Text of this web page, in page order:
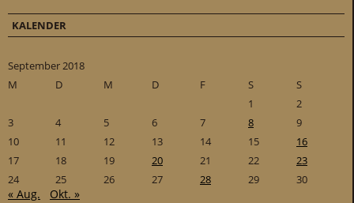
KALENDER
September 2018
M
D M D F S
S
1
2
3
4 5 6 7 8
9
10
11 12 13 14 15
16
17
18 19 20 21 22
23
24
25 26 27 28 29 30
« Aug. Okt. »